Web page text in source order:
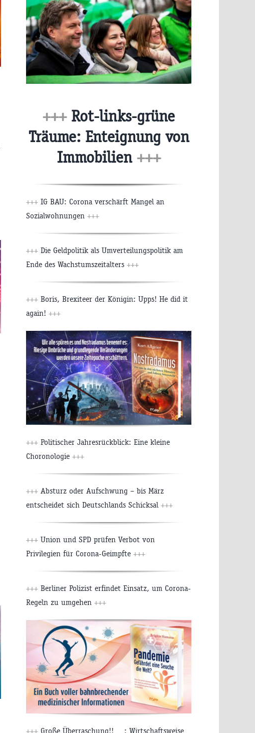
+++Rot-links-grüne
Träume: Enteignung von
Immobilien +++
+++ IG BAU: Corona verschärft Mangel an
Sozialwohnungen +++
+++ Die Geldpolitik als Umverteilungspolitik am
Ende des Wachstumszeitalters +++
+++ Boris, Brexiteer der Königin: Upps! He did it
again! +++
+++ Politischer Jahresrückblick: Eine kleine
Choronologie +++
+++ Absturz oder Aufschwung – bis März
entscheidet sich Deutschlands Schicksal +++
+++ Union und SPD prüfen Verbot von
Privilegien für Corona-Geimpfte +++
+++ Berliner Polizist erfindet Einsatz, um Corona-
Regeln zu umgehen +++
+++ Große Überraschung!! …: Wirtschaftsweise